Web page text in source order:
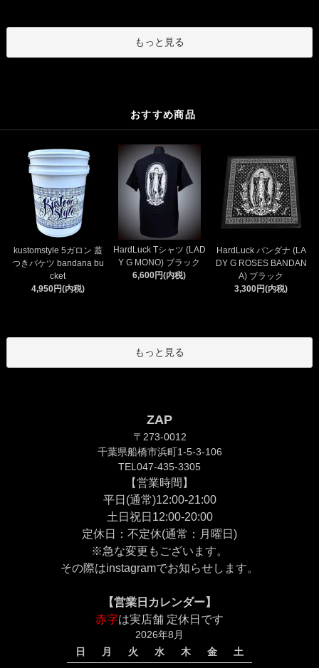
もっと見る
おすすめ商品
kustomstyle 5ガロン 蓋
つきバケツ bandana bu
cket
4,950円(内税)
HardLuck Tシャツ (LAD
Y G MONO) ブラック
6,600円(内税)
HardLuck バンダナ (LA
DY G ROSES BANDAN
A) ブラック
3,300円(内税)
もっと見る
ZAP
〒273-0012
千葉県船橋市浜町1-5-3-106
TEL047-435-3305
【営業時間】
平日(通常)12:00-21:00
土日祝日12:00-20:00
定休日：不定休(通常：月曜日)
※急な変更もございます。
その際はinstagramでお知らせします。
【営業日カレンダー】
赤字は実店舗 定休日です
2026年8月
日
月 火 水 木 金 土